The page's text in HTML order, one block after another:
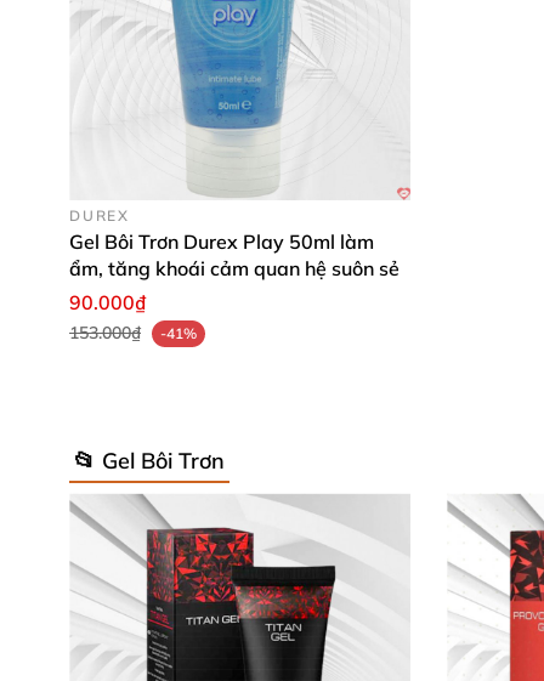
DUREX
Gel Bôi Trơn Durex Play 50ml làm
ẩm, tăng khoái cảm quan hệ suôn sẻ
90.000₫
153.000₫ -41%
📂 Gel Bôi Trơn